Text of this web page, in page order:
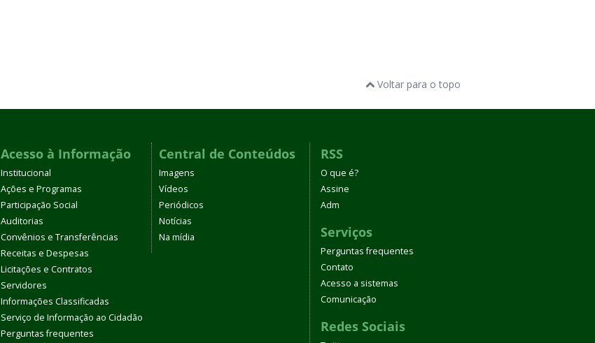
Voltar para o topo
Acesso à Informação
Institucional
Ações e Programas
Participação Social
Auditorias
Convênios e Transferências
Receitas e Despesas
Licitações e Contratos
Servidores
Informações Classificadas
Serviço de Informação ao Cidadão
Perguntas frequentes
Central de Conteúdos
Imagens
Vídeos
Periódicos
Notícias
Na mídia
RSS
O que é?
Assine
Adm
Serviços
Perguntas frequentes
Contato
Acesso a sistemas
Comunicação
Redes Sociais